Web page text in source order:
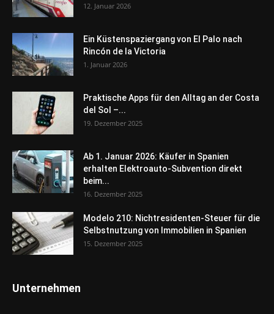
12. Januar 2026
Ein Küstenspaziergang von El Palo nach
Rincón de la Victoria
1. Januar 2026
Praktische Apps für den Alltag an der Costa
del Sol –...
19. Dezember 2025
Ab 1. Januar 2026: Käufer in Spanien
erhalten Elektroauto-Subvention direkt
beim...
16. Dezember 2025
Modelo 210: Nichtresidenten-Steuer für die
Selbstnutzung von Immobilien in Spanien
15. Dezember 2025
Unternehmen